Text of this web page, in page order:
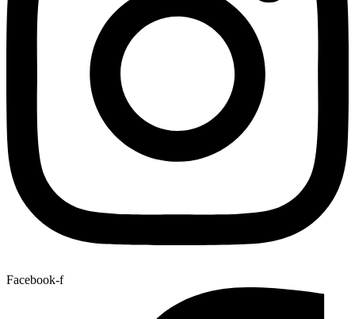
Facebook-f